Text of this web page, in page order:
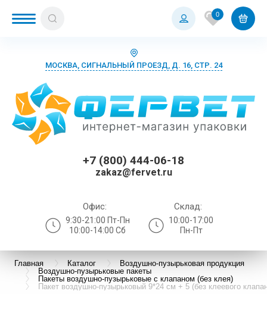
0
МОСКВА, СИГНАЛЬНЫЙ ПРОЕЗД, Д. 16, СТР. 24
+7 (800) 444-06-18
zakaz@fervet.ru
Офис:
9:30-21:00 Пт-Пн
10:00-14:00 Сб
Склад:
10:00-17:00
Пн-Пт
Главная Каталог
Воздушно-пузырьковая продукция
Воздушно-пузырьковые пакеты
Пакеты воздушно-пузырьковые с клапаном (без клея)
Пакет воздушно-пузырьковый 9*24 см + 5 (без клеевого